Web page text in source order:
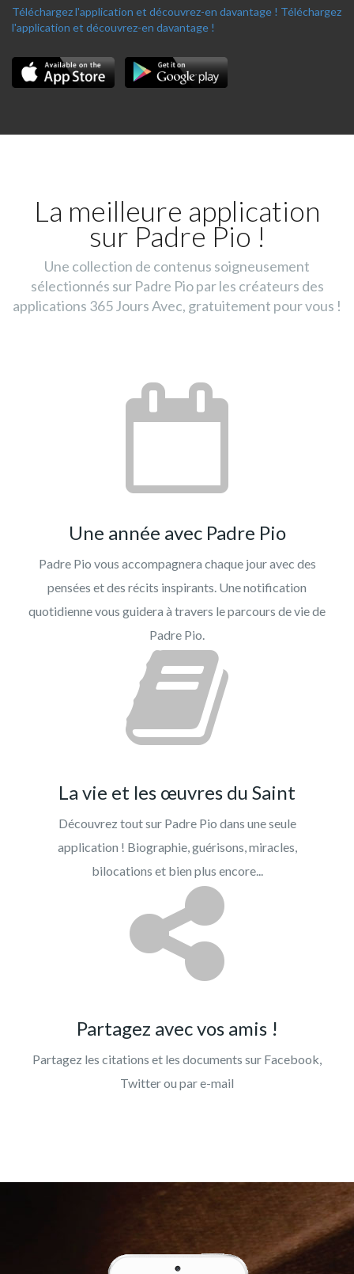
Téléchargez l'application et découvrez-en davantage ! Téléchargez
l'application et découvrez-en davantage !
La meilleure application
sur Padre Pio !
Une collection de contenus soigneusement
sélectionnés sur Padre Pio par les créateurs des
applications 365 Jours Avec, gratuitement pour vous !
Une année avec Padre Pio
Padre Pio vous accompagnera chaque jour avec des
pensées et des récits inspirants. Une notification
quotidienne vous guidera à travers le parcours de vie de
Padre Pio.
La vie et les œuvres du Saint
Découvrez tout sur Padre Pio dans une seule
application ! Biographie, guérisons, miracles,
bilocations et bien plus encore...
Partagez avec vos amis !
Partagez les citations et les documents sur Facebook,
Twitter ou par e-mail